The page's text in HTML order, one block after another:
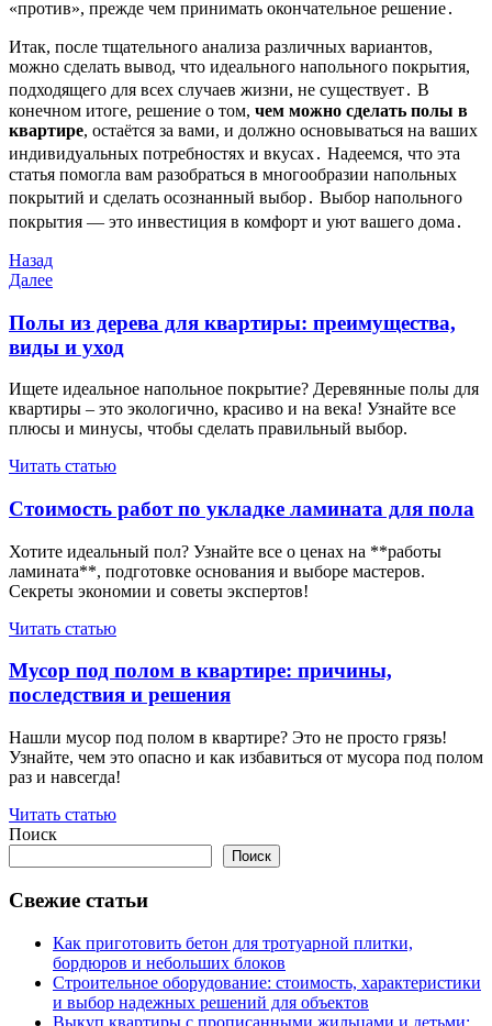
«против», прежде чем принимать окончательное решение․
Итак, после тщательного анализа различных вариантов,
можно сделать вывод, что идеального напольного покрытия,
подходящего для всех случаев жизни, не существует․ В
конечном итоге, решение о том, чем можно сделать полы в
квартире, остаётся за вами, и должно основываться на ваших
индивидуальных потребностях и вкусах․ Надеемся, что эта
статья помогла вам разобраться в многообразии напольных
покрытий и сделать осознанный выбор․ Выбор напольного
покрытия — это инвестиция в комфорт и уют вашего дома․
Навигация
по
записям
Предыдущая
запись
Назад
Следующая
Далее
Полы из дерева для квартиры: преимущества,
виды и уход
Ищете идеальное напольное покрытие? Деревянные полы для
квартиры – это экологично, красиво и на века! Узнайте все
плюсы и минусы, чтобы сделать правильный выбор.
Читать статью
Стоимость работ по укладке ламината для пола
Хотите идеальный пол? Узнайте все о ценах на **работы
ламината**, подготовке основания и выборе мастеров.
Секреты экономии и советы экспертов!
Читать статью
Мусор под полом в квартире: причины,
последствия и решения
Нашли мусор под полом в квартире? Это не просто грязь!
Узнайте, чем это опасно и как избавиться от мусора под полом
раз и навсегда!
Читать статью
Поиск
Поиск
Свежие статьи
Как приготовить бетон для тротуарной плитки,
бордюров и небольших блоков
Строительное оборудование: стоимость, характеристики
и выбор надежных решений для объектов
Выкуп квартиры с прописанными жильцами и детьми: